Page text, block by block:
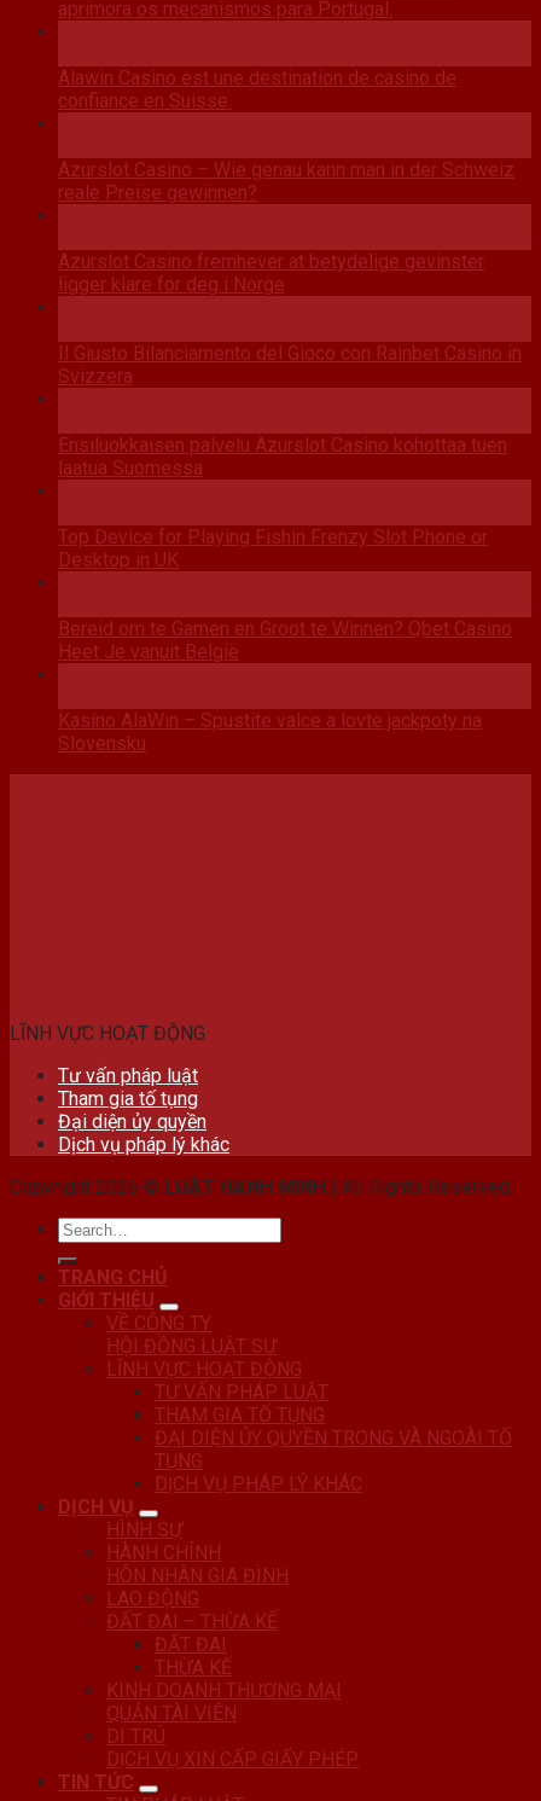
aprimora os mecanismos para Portugal.
Alawin Casino est une destination de casino de
confiance en Suisse.
Azurslot Casino – Wie genau kann man in der Schweiz
reale Preise gewinnen?
Azurslot Casino fremhever at betydelige gevinster
ligger klare for deg i Norge
Il Giusto Bilanciamento del Gioco con Rainbet Casino in
Svizzera
Ensiluokkaisen palvelu Azurslot Casino kohottaa tuen
laatua Suomessa
Top Device for Playing Fishin Frenzy Slot Phone or
Desktop in UK
Bereid om te Gamen en Groot te Winnen? Qbet Casino
Heet Je vanuit België
Kasíno AlaWin – Spustite valce a lovte jackpoty na
Slovensku
LĨNH VỰC HOẠT ĐỘNG
Tư vấn pháp luật
Tham gia tố tụng
Đại diện ủy quyền
Dịch vụ pháp lý khác
Copyright 2026 © LUẬT HẠNH MINH | All Rights Reserved
TRANG CHỦ
GIỚI THIỆU
VỀ CÔNG TY
HỘI ĐỒNG LUẬT SƯ
LĨNH VỰC HOẠT ĐỘNG
TƯ VẤN PHÁP LUẬT
THAM GIA TỐ TỤNG
ĐẠI DIỆN ỦY QUYỀN TRONG VÀ NGOÀI TỐ
TỤNG
DỊCH VỤ PHÁP LÝ KHÁC
DỊCH VỤ
HÌNH SỰ
HÀNH CHÍNH
HÔN NHÂN GIA ĐÌNH
LAO ĐỘNG
ĐẤT ĐAI – THỪA KẾ
ĐẤT ĐAI
THỪA KẾ
KINH DOANH THƯƠNG MẠI
QUẢN TÀI VIÊN
DI TRÚ
DỊCH VỤ XIN CẤP GIẤY PHÉP
TIN TỨC